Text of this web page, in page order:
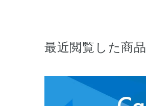
最近閲覧した商品